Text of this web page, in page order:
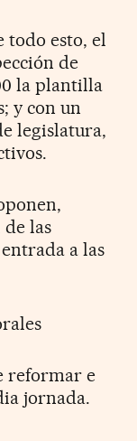
esto, el
de
la plantilla
y con un
legislatura,
las
a las
reformar e
jornada.